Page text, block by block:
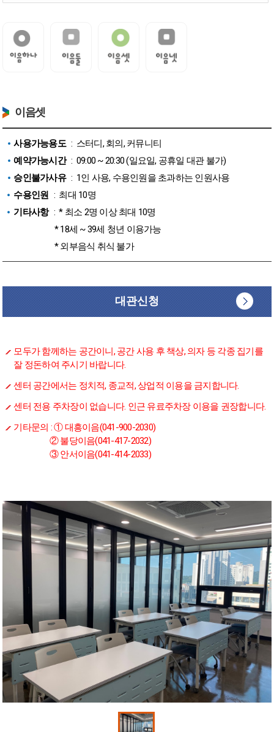
이음셋
사용가능용도 : 스터디, 회의, 커뮤니티
예약가능시간 : 09:00 ~ 20:30 (일요일, 공휴일 대관 불가)
승인불가사유 : 1인 사용, 수용인원을 초과하는 인원사용
수용인원 : 최대 10명
기타사항 : * 최소 2명 이상 최대 10명
* 18세 ~ 39세 청년 이용가능
* 외부음식 취식 불가
대관신청
모두가 함께하는 공간이니, 공간 사용 후 책상, 의자 등 각종 집기를
잘 정돈하여 주시기 바랍니다.
센터 공간에서는 정치적, 종교적, 상업적 이용을 금지합니다.
센터 전용 주차장이 없습니다. 인근 유료주차장 이용을 권장합니다.
기타문의 : ① 대흥이음(041-900-2030)
② 불당이음(041-417-2032)
③ 안서이음(041-414-2033)